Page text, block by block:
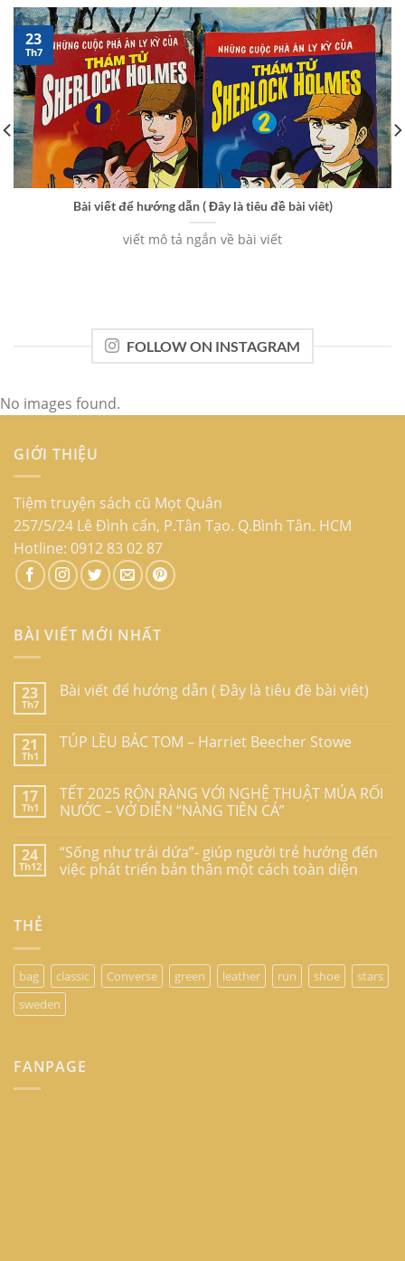
Bài viết để hướng dẫn ( Đây là tiêu đề bài viêt)
viết mô tả ngắn về bài viết
23
Th7
FOLLOW ON INSTAGRAM
No images found.
GIỚI THIỆU
Tiệm truyện sách cũ Mọt Quân
257/5/24 Lê Đình cẩn, P.Tân Tạo. Q.Bình Tân. HCM
Hotline: 0912 83 02 87
BÀI VIẾT MỚI NHẤT
23
Th7
Bài viết để hướng dẫn ( Đây là tiêu đề bài viêt)
21
Th1
TÚP LỀU BÁC TOM – Harriet Beecher Stowe
17
Th1
TẾT 2025 RỘN RÀNG VỚI NGHỆ THUẬT MÚA RỐI
NƯỚC – VỞ DIỄN “NÀNG TIÊN CÁ”
24
Th12
“Sống như trái dứa”- giúp người trẻ hướng đến
việc phát triển bản thân một cách toàn diện
THẺ
bag classic Converse green leather run shoe
stars
sweden
FANPAGE